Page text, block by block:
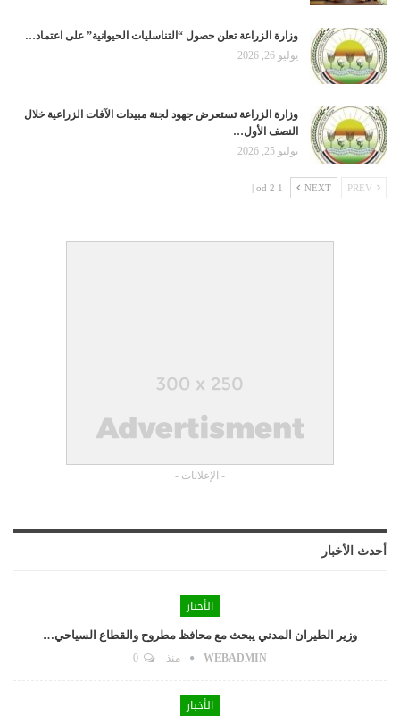
وزارة الزراعة تعلن حصول “التناسليات الحيوانية” على اعتماد…
يوليو 26, 2026
وزارة الزراعة تستعرض جهود لجنة مبيدات الآفات الزراعية خلال
النصف الأول…
يوليو 25, 2026
NEXT
1 od 2 |
- الإعلانات -
أحدث الأخبار
الأخبار
وزير الطيران المدني يبحث مع محافظ مطروح والقطاع السياحي…
WEBADMIN منذ
الأخبار